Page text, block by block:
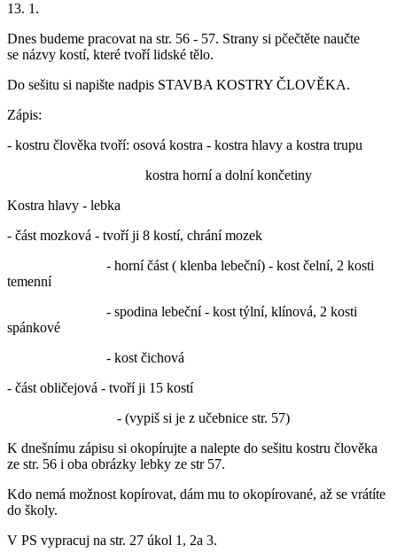
13. 1.
Dnes budeme pracovat na str. 56 - 57. Strany si pčečtěte naučte
se názvy kostí, které tvoří lidské tělo.
Do sešitu si napište nadpis STAVBA KOSTRY ČLOVĚKA.
Zápis:
- kostru člověka tvoří: osová kostra - kostra hlavy a kostra trupu
kostra horní a dolní končetiny
Kostra hlavy - lebka
- část mozková - tvoří ji 8 kostí, chrání mozek
- horní část ( klenba lebeční) - kost čelní, 2 kosti
temenní
- spodina lebeční - kost týlní, klínová, 2 kosti
spánkové
- kost čichová
- část obličejová - tvoří ji 15 kostí
- (vypiš si je z učebnice str. 57)
K dnešnímu zápisu si okopírujte a nalepte do sešitu kostru člověka
ze str. 56 i oba obrázky lebky ze str 57.
Kdo nemá možnost kopírovat, dám mu to okopírované, až se vrátíte
do školy.
V PS vypracuj na str. 27 úkol 1, 2a 3.